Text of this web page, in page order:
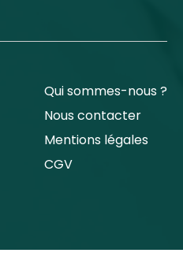
Qui sommes-nous ?
Nous contacter
Mentions légales
CGV